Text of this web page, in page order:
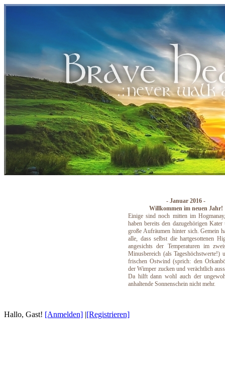
- Januar 2016 -
Willkommen im neuen Jahr!
Einige sind noch mitten im
haben bereits den dazugehörigen Kater
große Aufräumen hinter sich. Gemein
alle, dass selbst die hartgesottenen
angesichts der Temperaturen im
Minusbereich (als Tageshöchstwerte!)
frischen Ostwind (sprich: den
der Wimper zucken und verächtlich
Da hilft dann wohl auch der
anhaltende Sonnenschein nicht mehr.
Hallo, Gast! [Anmelden] |[Registrieren]